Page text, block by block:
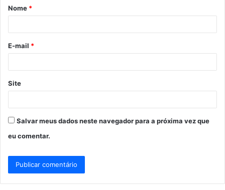
r
*
Nome *
E-mail *
Site
Salvar meus dados neste navegador para a próxima vez que
eu comentar.